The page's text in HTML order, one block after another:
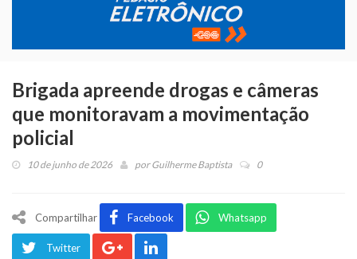
Brigada apreende drogas e câmeras
que monitoravam a movimentação
policial
10 de junho de 2026 porGuilherme Baptista 0
Compartilhar Facebook Whatsapp
Twitter